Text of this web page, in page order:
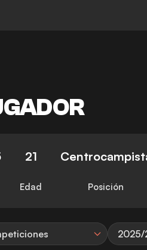
21
Edad Posición
2025/